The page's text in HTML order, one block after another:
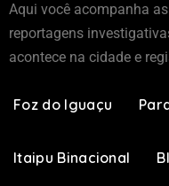
Aqui você acompanha
reportagens
acontece na cidade e
Foz do Iguaçu
Itaipu Binacional